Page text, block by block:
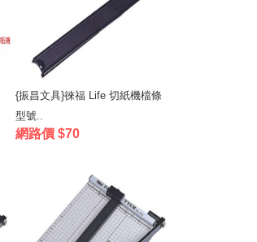
{振昌文具}徠福 Life 切紙機檔條
型號..
網路價 $70